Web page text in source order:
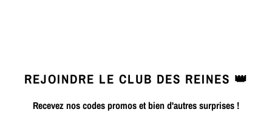
REJOINDRE LE CLUB DES REINES 👑
Recevez nos codes promos et bien d'autres surprises !